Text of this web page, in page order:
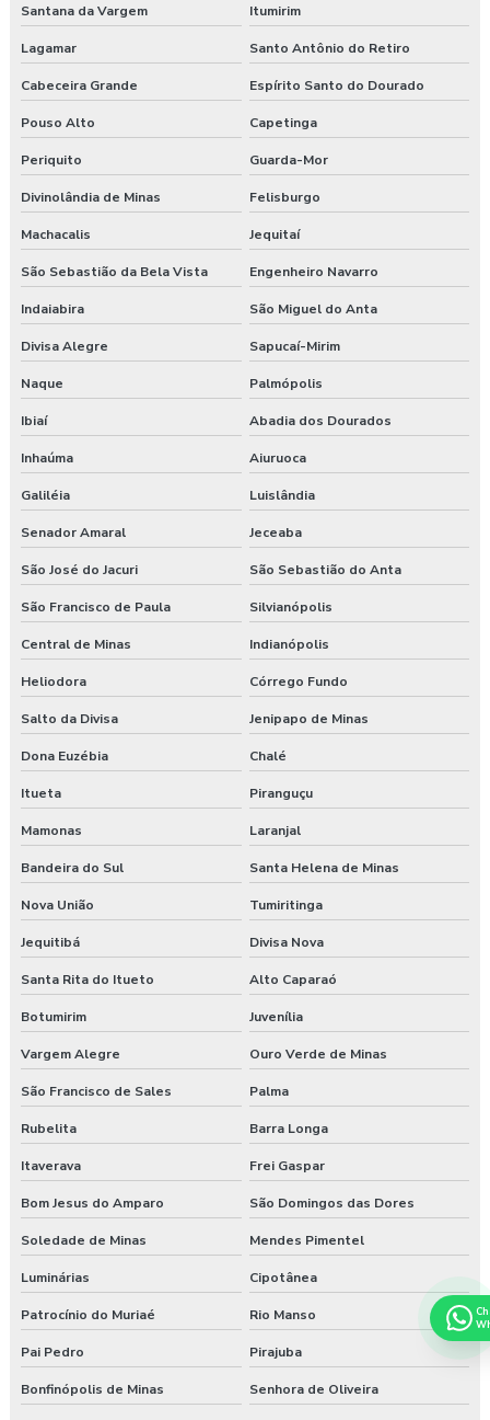
Santana da Vargem Itumirim
Lagamar Santo Antônio do Retiro
Cabeceira Grande Espírito Santo do Dourado
Pouso Alto Capetinga
Periquito Guarda-Mor
Divinolândia de Minas Felisburgo
Machacalis Jequitaí
São Sebastião da Bela Vista Engenheiro Navarro
Indaiabira São Miguel do Anta
Divisa Alegre Sapucaí-Mirim
Naque Palmópolis
Ibiaí Abadia dos Dourados
Inhaúma Aiuruoca
Galiléia Luislândia
Senador Amaral Jeceaba
São José do Jacuri São Sebastião do Anta
São Francisco de Paula Silvianópolis
Central de Minas Indianópolis
Heliodora Córrego Fundo
Salto da Divisa Jenipapo de Minas
Dona Euzébia Chalé
Itueta Piranguçu
Mamonas Laranjal
Bandeira do Sul Santa Helena de Minas
Nova União Tumiritinga
Jequitibá Divisa Nova
Santa Rita do Itueto Alto Caparaó
Botumirim Juvenília
Vargem Alegre Ouro Verde de Minas
São Francisco de Sales Palma
Rubelita Barra Longa
Itaverava Frei Gaspar
Bom Jesus do Amparo São Domingos das Dores
Soledade de Minas Mendes Pimentel
Luminárias Cipotânea
Patrocínio do Muriaé Rio Manso
Pai Pedro Pirajuba
Bonfinópolis de Minas Senhora de Oliveira